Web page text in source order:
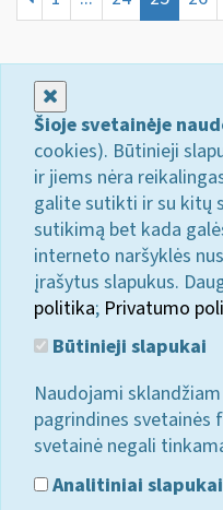
Šioje svetainėje
cookies). Būtinieji
ir jiems nėra
galite sutikti ir su kitų
sutikimą bet kada
interneto naršyklės
įrašytus slapukus.
politika; Privatumo
Būtinieji slapukai
Naudojami
pagrindines svetainės
svetainė negali
Analitiniai slapukai